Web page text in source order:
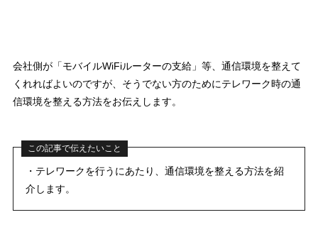
会社側が「モバイルWiFiルーターの支給」等、通信環境を整えて
くれればよいのですが、そうでない方のためにテレワーク時の通
信環境を整える方法をお伝えします。
この記事で伝えたいこと
・テレワークを行うにあたり、通信環境を整える方法を紹
介します。